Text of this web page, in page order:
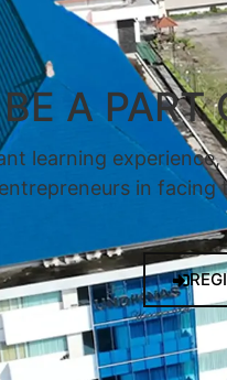
BE A PART
learning
in